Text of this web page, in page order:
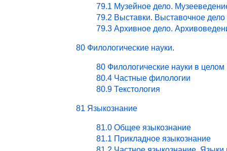
79.1 Музейное дело.
79.2 Выставки. Выставочное дело
79.3 Архивное дело.
80 Филологические науки.
80 Филологические науки в целом
80.4 Частные филологии
80.9 Текстология
81 Языкознание
81.0 Общее языкознание
81.1 Прикладное языкознание